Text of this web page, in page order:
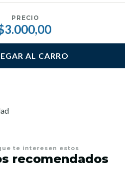
PRECIO
AL CARRO
te interesen estos
recomendados